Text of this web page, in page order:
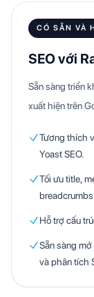
CÓ SẴN VÀ
SEO với
Sẵn sàng triển
xuất hiện trên
Tương thích
Yoast SEO.
Tối ưu title,
Hỗ trợ cấu
Sẵn sàng
và phân tích